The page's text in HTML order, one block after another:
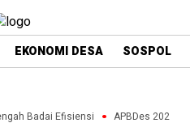
EKONOMI DESA SOSPOL
Badai Efisiensi APBDes 2027: